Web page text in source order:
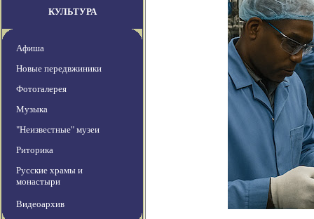
КУЛЬТУРА
Афиша
Новые передвжиники
Фотогалерея
Музыка
"Неизвестные" музеи
Риторика
Русские храмы и
монастыри
Видеоархив